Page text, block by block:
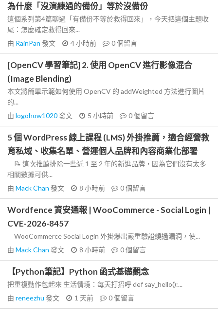
為什麼「沒演練過的備份」等於沒備份
這個系列第4篇聊過「有備份不等於救得回來」，今天把這個主題收
尾：怎麼確定救得回來...
由 RainPan 發文 4 小時前 0個留言
[OpenCV 學習筆記] 2. 使用 OpenCV 進行影像混合
(Image Blending)
本文將簡單示範如何使用 OpenCV 的 addWeighted 方法進行圖片
的...
由 logohow1020發文 5 小時前 0個留言
5 個 WordPress 線上課程 (LMS) 外掛推薦，適合經營教
育私域、收集名單、營運個人品牌和內容商業化部署
📝 這次推薦排除一些近 1 至 2 年的新進品牌，因為它們沒有太多
相關數據可供...
由 Mack Chan 發文 8 小時前 0個留言
Wordfence 資安通報 | WooCommerce - Social Login |
CVE-2026-8457
WooCommerce Social Login 外掛爆出嚴重驗證繞過漏洞，使...
由 Mack Chan 發文 8 小時前 0個留言
【Python筆記】Python 函式基礎觀念
把重複動作包起來 生活情境：每天打招呼 def say_hello():...
由 reneezhu 發文 1 天前 0個留言